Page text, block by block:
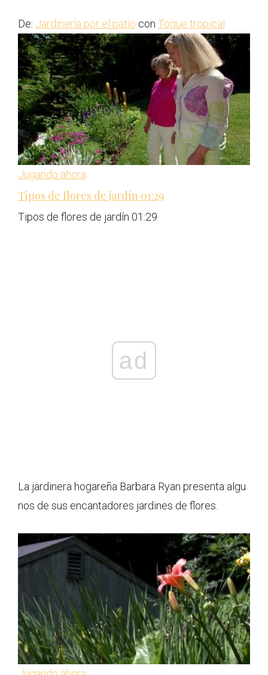
De: Jardinería por el patio con Toque tropical
Jugando ahora
Tipos de flores de jardín 01:29
Tipos de flores de jardín 01:29
ad
La jardinera hogareña Barbara Ryan presenta algu
nos de sus encantadores jardines de flores.